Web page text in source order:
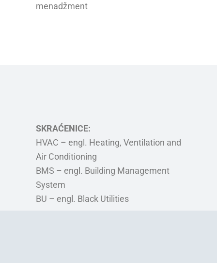
menadžment
SKRAĆENICE:
HVAC – engl. Heating, Ventilation and
Air Conditioning
BMS – engl. Building Management
System
BU – engl. Black Utilities